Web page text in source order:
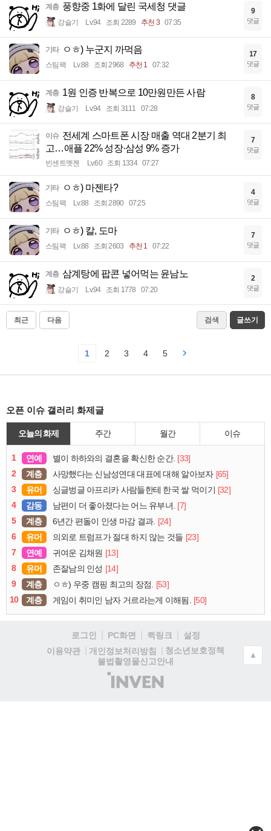
계층 풍향중 1화에 달린 국세청 댓글
강슬기 Lv.94 조회 2289 추천 3 07:35
9
댓글
기타 ㅇㅎ) 누군지 까먹음
스팀팩 Lv.88 조회 2968 추천 1 07:32
17
댓글
계층 1원 인증 반복으로 10만원만든 사람
강슬기 Lv.94 조회 3111 07:28
8
댓글
이슈 전세계 스마트폰 시장 매출 역대 2분기 최
고…애플 22% 성장·삼성 9% 증가
빈센트멧젠 Lv.60 조회 1334 07:27
7
댓글
기타 ㅇㅎ) 마젠타?
스팀팩 Lv.88 조회 2890 07:25
4
댓글
기타 ㅇㅎ) 칼, 도마
스팀팩 Lv.88 조회 2603 추천 1 07:22
7
댓글
계층 삼계탕에 팝콘 넣어먹는 윤남노
강슬기 Lv.94 조회 1778 07:20
2
댓글
최근 다음 검색 글쓰기
1 2 3 4 5
오픈 이슈 갤러리 화제글
오늘의 화제 주간 월간 이슈
1 연예 별이 하하와의 결혼을 확신한 순간. [33]
2
계층 사망했다는 신남성연대 대표에 대해 알아보자 [65]
3
유머 싱글벙글 아프리카 사람들한테 한국 쌀 먹이기 [32]
4
감동 남편이 더 좋아졌다는 어느 유부녀. [7]
5
계층 6년간 편돌이 인생 마감 결과. [24]
6
유머 의외로 트럼프가 절대 하지 않는 것들 [23]
7
연예 귀여운 김채원 [13]
8
유머 존잘남의 인성 [14]
9
계층 ㅇㅎ) 우중 캠핑 최고의 장점.
[53]
10
계층 게임이 취미인 남자 거르라는게 이해됨. [50]
로그인 PC화면 퀵링크
설정
이용약관
개인정보처리방침
청소년보호정책
불법촬영물신고안내
(주)
인
▲